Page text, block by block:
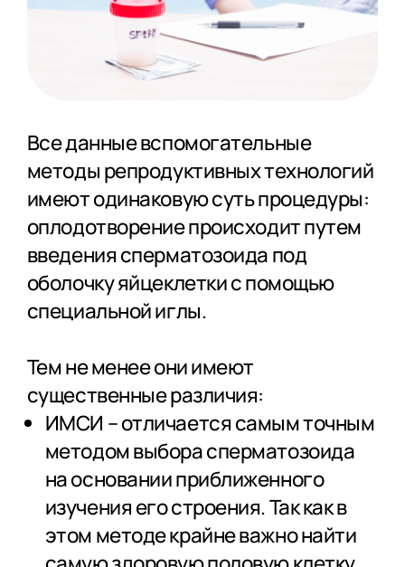
Все данные вспомогательные
методы репродуктивных технологий
имеют одинаковую суть процедуры:
оплодотворение происходит путем
введения сперматозоида под
оболочку яйцеклетки с помощью
специальной иглы.
Тем не менее они имеют
существенные различия:
ИМСИ – отличается самым точным
методом выбора сперматозоида
на основании приближенного
изучения его строения. Так как в
этом методе крайне важно найти